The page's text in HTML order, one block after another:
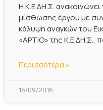
Η Κ.Ε.ΔΗ.Σ.
μίσθωσης έργου με
κάλυψη αναγκών του
«ΑΡΤΙΟ» της Κ.Ε.ΔΗ.Σ.,
Περισσότερα »
16/09/2016